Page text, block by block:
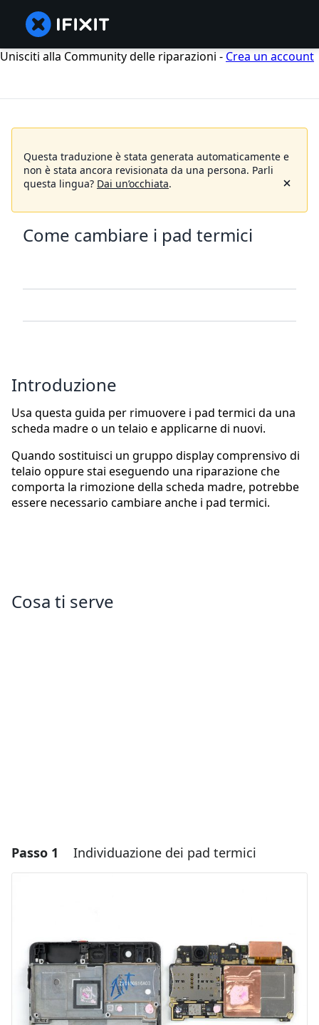
Unisciti alla Community delle riparazioni - Crea un account
Questa traduzione è stata generata automaticamente e
non è stata ancora revisionata da una persona. Parli
questa lingua? Dai un’occhiata.
Come cambiare i pad termici
Introduzione
Usa questa guida per rimuovere i pad termici da una
scheda madre o un telaio e applicarne di nuovi.
Quando sostituisci un gruppo display comprensivo di
telaio oppure stai eseguendo una riparazione che
comporta la rimozione della scheda madre, potrebbe
essere necessario cambiare anche i pad termici.
Cosa ti serve
Passo 1 Individuazione dei pad termici